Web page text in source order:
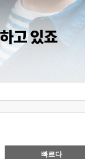
빠르다